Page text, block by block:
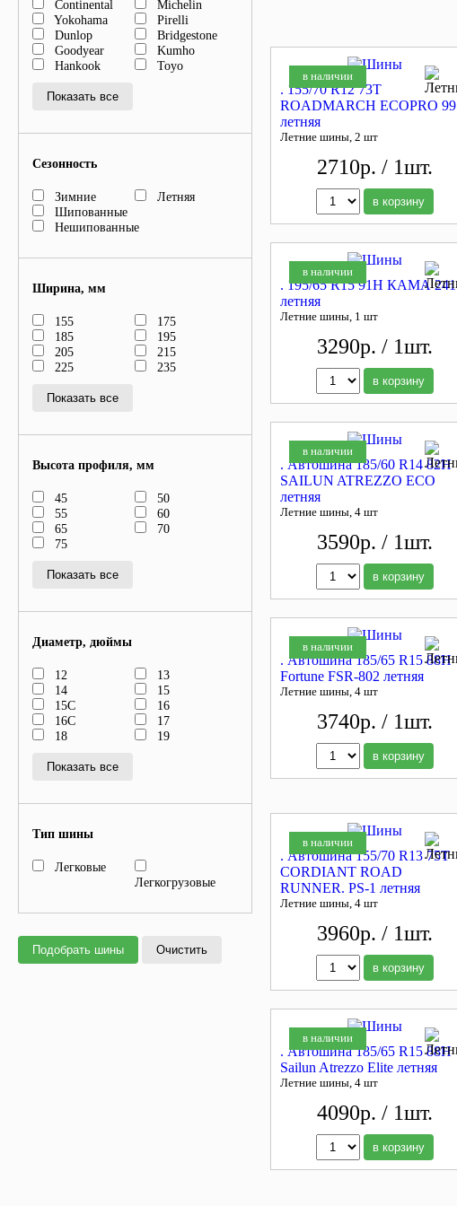
Continental
Michelin
Yokohama
Pirelli
Dunlop
Bridgestone
Goodyear
Kumho
Hankook
Toyo
Показать все
Сезонность
Зимние
Летняя
Шипованные
Нешипованные
Ширина, мм
155
175
185
195
205
215
225
235
Показать все
Высота профиля, мм
45
50
55
60
65
70
75
Показать все
Диаметр, дюймы
12
13
14
15
15C
16
16C
17
18
19
Показать все
Тип шины
Легковые
Легкогрузовые
Подобрать шины Очистить
в наличии
. 155/70 R12 73T
ROADMARCH ECOPRO 99
летняя
Летние шины, 2 шт
2710р. / 1шт.
в корзину
в наличии
. 195/65 R15 91H КАМА 241
летняя
Летние шины, 1 шт
3290р. / 1шт.
в корзину
в наличии
. Автошина 185/60 R14 82H
SAILUN ATREZZO ECO
летняя
Летние шины, 4 шт
3590р. / 1шт.
в корзину
в наличии
. Автошина 185/65 R15 88H
Fortune FSR-802 летняя
Летние шины, 4 шт
3740р. / 1шт.
в корзину
в наличии
. Автошина 155/70 R13 75T
CORDIANT ROAD
RUNNER. PS-1 летняя
Летние шины, 4 шт
3960р. / 1шт.
в корзину
в наличии
. Автошина 185/65 R15 88H
Sailun Atrezzo Elite летняя
Летние шины, 4 шт
4090р. / 1шт.
в корзину